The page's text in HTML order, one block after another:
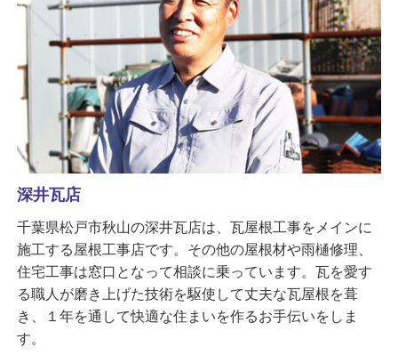
深井瓦店
千葉県松戸市秋山の深井瓦店は、瓦屋根工事をメインに
施工する屋根工事店です。その他の屋根材や雨樋修理、
住宅工事は窓口となって相談に乗っています。瓦を愛す
る職人が磨き上げた技術を駆使して丈夫な瓦屋根を葺
き、１年を通して快適な住まいを作るお手伝いをしま
す。